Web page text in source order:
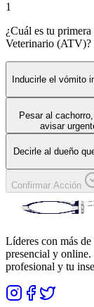
1
¿Cuál es tu
Veterinario (ATV)?
Inducirle el vómito
Pesar al
avisar
Decirle al dueño
Confirmar Acción
Líderes con más
presencial y
profesional y tu